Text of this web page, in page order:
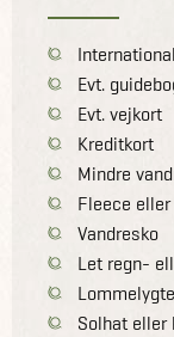
Evt.
Evt. vejkort
Kreditkort
Mindre
Fleece
Vandresko
Let regn-
Solhat eller